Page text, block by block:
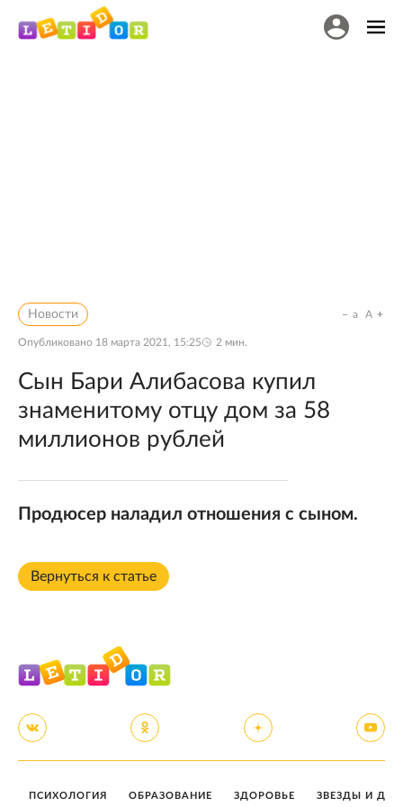
Новости
Опубликовано 18 марта 2021, 15:25 2 мин.
a A
Сын Бари Алибасова купил
знаменитому отцу дом за 58
миллионов рублей
Продюсер наладил отношения с сыном.
Вернуться к статье
ПСИХОЛОГИЯ ОБРАЗОВАНИЕ ЗДОРОВЬЕ ЗВЕЗДЫ И